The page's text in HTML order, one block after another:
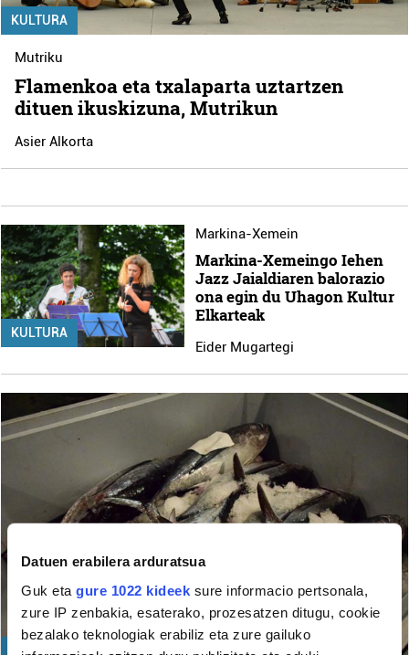
Datuen erabilera arduratsua
Guk eta gure 1022 kideek sure informacio pertsonala,
zure IP zenbakia, esaterako, prozesatzen ditugu, cookie
bezalako teknologiak erabiliz eta zure gailuko
KULTURA
Mutriku
Flamenkoa eta txalaparta uztartzen
dituen ikuskizuna, Mutrikun
Asier Alkorta
KULTURA
Markina-Xemein
Markina-Xemeingo Iehen
Jazz Jaialdiaren balorazio
ona egin du Uhagon Kultur
Elkarteak
Eider Mugartegi
EKONOMIA